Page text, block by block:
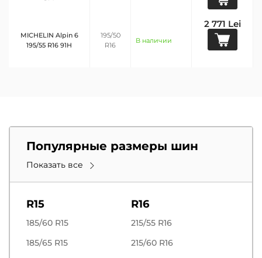
MICHELIN Alpin 6
195/55 R16 91H
195/50
R16
В наличии
2 771 Lei
Популярные размеры шин
Показать все
R15
185/60 R15
185/65 R15
R16
215/55 R16
215/60 R16